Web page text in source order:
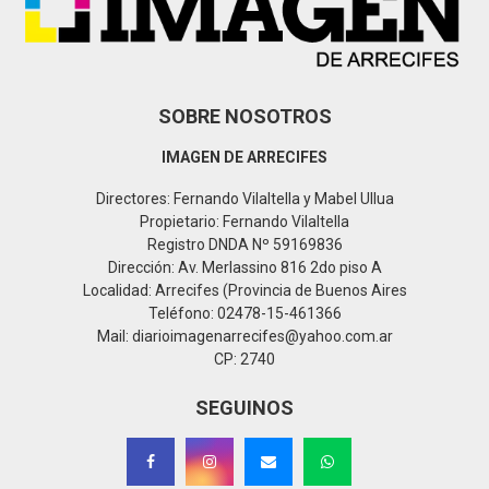
SOBRE NOSOTROS
IMAGEN DE ARRECIFES
Directores: Fernando Vilaltella y Mabel Ullua
Propietario: Fernando Vilaltella
Registro DNDA Nº 59169836
Dirección: Av. Merlassino 816 2do piso A
Localidad: Arrecifes (Provincia de Buenos Aires
Teléfono: 02478-15-461366
Mail: diarioimagenarrecifes@yahoo.com.ar
CP: 2740
SEGUINOS